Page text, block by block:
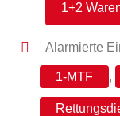
1+2
Alarmierte
1-MTF ,